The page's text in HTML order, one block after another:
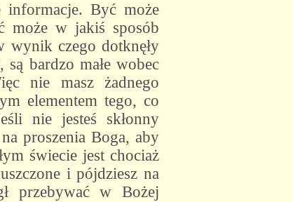
informacje. Być może
może w jakiś sposób
wynik czego dotknęły
bardzo małe wobec
nie masz żadnego
elementem tego, co
nie jesteś skłonny
proszenia Boga, aby
świecie jest chociaż
i pójdziesz na
przebywać w Bożej